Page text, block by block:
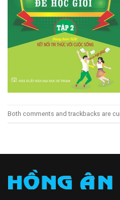
Both comments and trackbacks are